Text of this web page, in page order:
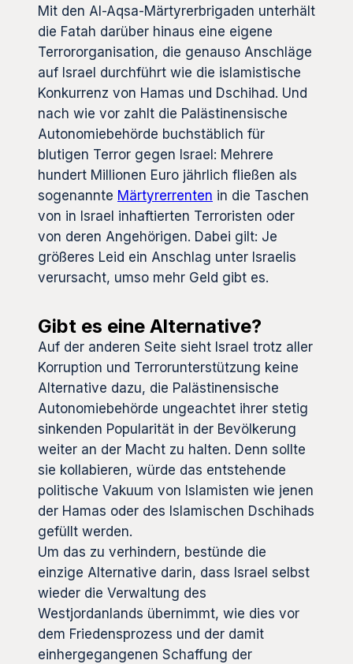
Mit den Al-Aqsa-Märtyrerbrigaden unterhält
die Fatah darüber hinaus eine eigene
Terrororganisation, die genauso Anschläge
auf Israel durchführt wie die islamistische
Konkurrenz von Hamas und Dschihad. Und
nach wie vor zahlt die Palästinensische
Autonomiebehörde buchstäblich für
blutigen Terror gegen Israel: Mehrere
hundert Millionen Euro jährlich fließen als
sogenannte Märtyrerrenten in die Taschen
von in Israel inhaftierten Terroristen oder
von deren Angehörigen. Dabei gilt: Je
größeres Leid ein Anschlag unter Israelis
verursacht, umso mehr Geld gibt es.
Gibt es eine Alternative?
Auf der anderen Seite sieht Israel trotz aller
Korruption und Terrorunterstützung keine
Alternative dazu, die Palästinensische
Autonomiebehörde ungeachtet ihrer stetig
sinkenden Popularität in der Bevölkerung
weiter an der Macht zu halten. Denn sollte
sie kollabieren, würde das entstehende
politische Vakuum von Islamisten wie jenen
der Hamas oder des Islamischen Dschihads
gefüllt werden.
Um das zu verhindern, bestünde die
einzige Alternative darin, dass Israel selbst
wieder die Verwaltung des
Westjordanlands übernimmt, wie dies vor
dem Friedensprozess und der damit
einhergegangenen Schaffung der